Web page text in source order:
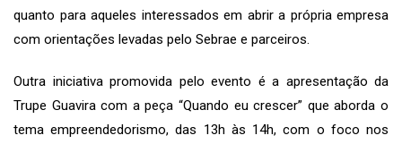
quanto para aqueles interessados em abrir a própria empresa
com orientações levadas pelo Sebrae e parceiros.
Outra iniciativa promovida pelo evento é a apresentação da
Trupe Guavira com a peça “Quando eu crescer” que aborda o
tema empreendedorismo, das 13h às 14h, com o foco nos